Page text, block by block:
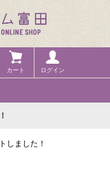
カート ログイン
しました！